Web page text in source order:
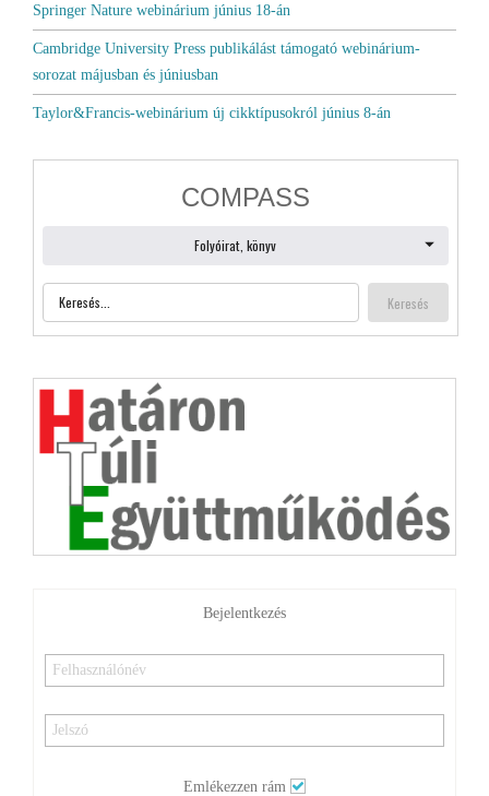
Springer Nature webinárium június 18-án
Cambridge University Press publikálást támogató webinárium-
sorozat májusban és júniusban
Taylor&Francis-webinárium új cikktípusokról június 8-án
Bejelentkezés
Emlékezzen rám